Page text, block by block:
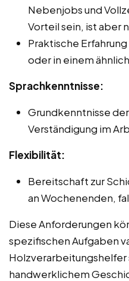
Nebenjobs und
Vorteil sein, ist aber
Praktische
oder in einem
Sprachkenntnisse:
Grundkenntnisse
Verständigung im
Flexibilität:
Bereitschaft zur
an Wochenenden,
Diese Anforderungen
spezifischen Aufgaben
Holzverarbeitungshelfer
handwerklichem